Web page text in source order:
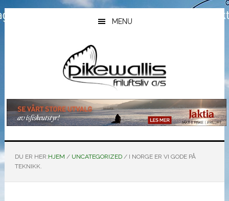
Hopp
til
Hopp
til
Hopp
til
MENU
DU ER HER:HJEM / UNCATEGORIZED /I NORGE ER VI GODE PÅ
TEKNIKK.